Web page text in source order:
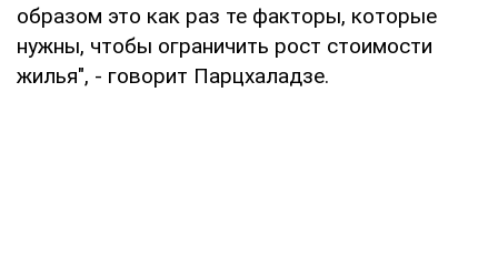
образом это как раз те факторы, которые
нужны, чтобы ограничить рост стоимости
жилья", - говорит Парцхаладзе.